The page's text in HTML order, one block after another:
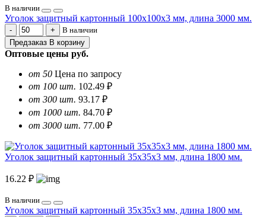
В наличии
Уголок защитный картонный 100х100х3 мм, длина 3000 мм.
В наличии
Предзаказ В корзину
Оптовые цены руб.
от 50 Цена по запросу
от 100 шт. 102.49 ₽
от 300 шт. 93.17 ₽
от 1000 шт. 84.70 ₽
от 3000 шт. 77.00 ₽
Уголок защитный картонный 35х35х3 мм, длина 1800 мм.
16.22 ₽
В наличии
Уголок защитный картонный 35х35х3 мм, длина 1800 мм.